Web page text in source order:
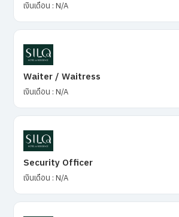
เงินเดือน : N/A
Waiter / Waitress
เงินเดือน : N/A
Security Officer
เงินเดือน : N/A